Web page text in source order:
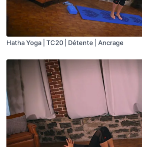
Hatha Yoga | TC20 | Détente | Ancrage